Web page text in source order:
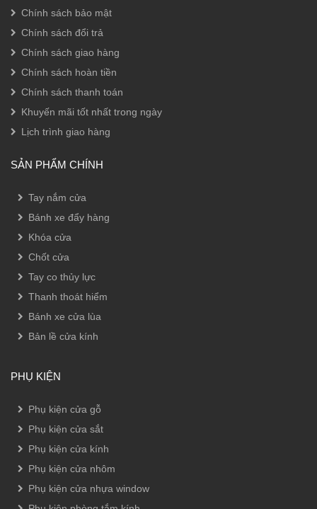
Chính sách bảo mật
Chính sách đổi trả
Chính sách giao hàng
Chính sách hoàn tiền
Chính sách thanh toán
Khuyến mãi tốt nhất trong ngày
Lịch trình giao hàng
SẢN PHẨM CHÍNH
Tay nắm cửa
Bánh xe đẩy hàng
Khóa cửa
Chốt cửa
Tay co thủy lực
Thanh thoát hiểm
Bánh xe cửa lùa
Bản lề cửa kính
PHỤ KIỆN
Phụ kiện cửa gỗ
Phụ kiện cửa sắt
Phụ kiện cửa kính
Phụ kiện cửa nhôm
Phụ kiện cửa nhựa window